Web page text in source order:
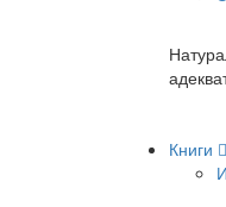
Книги